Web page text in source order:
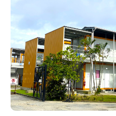
于集装箱式活动房的价格，
异。那么，集装箱式活动房
详细解析其价格构成，并探